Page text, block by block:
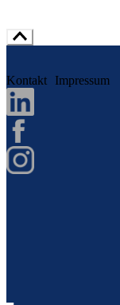
Kontakt Impressum